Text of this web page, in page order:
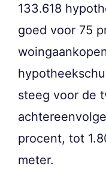
133.618
goed voor 75
steeg voor de
procent, tot
meter.